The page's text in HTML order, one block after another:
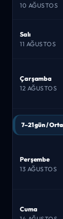
10 AĞUSTOS
Salı
11 AĞUSTOS
Çarşamba
12 AĞUSTOS
7–21 gün /
Perşembe
13 AĞUSTOS
Cuma